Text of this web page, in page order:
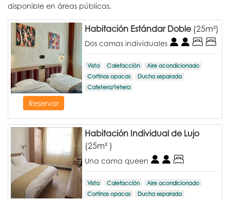
disponible en áreas públicas.
Reservar
Habitación Estándar Doble (25m²)
Dos camas individuales
Vista Calefacción
Aire acondicionado
Cortinas opacas
Ducha separada
Cafetera/tetera
Habitación Individual de Lujo
(25m² )
Una cama queen
Vista Calefacción
Aire acondicionado
Cortinas opacas
Ducha separada